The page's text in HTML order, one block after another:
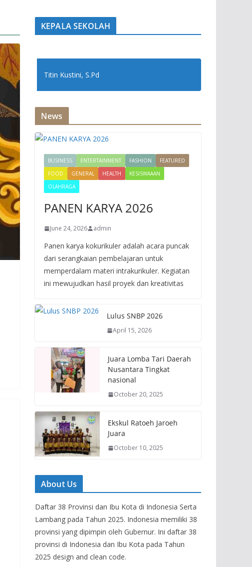
KEPALA SEKOLAH
Titin Kustini, S.Pd
News
BUSINESS ENTERTAINMENT FASHION
FEATURED
FOOD
GENERAL HEALTH
KESISWAAAN
OLAHRAGA
PANEN KARYA 2026
June 24, 2026 admin
Panen karya kokurikuler adalah acara puncak
dari serangkaian pembelajaran untuk
memperdalam materi intrakurikuler. Kegiatan
ini mewujudkan hasil proyek dan kreativitas
Lulus SNBP 2026
April 15, 2026
Juara Lomba Tari Daerah
Nusantara Tingkat
nasional
October 20, 2025
Ekskul Ratoeh Jaroeh
Juara
October 10, 2025
About Us
Daftar 38 Provinsi dan Ibu Kota di Indonesia Serta
Lambang pada Tahun 2025. Indonesia memiliki 38
provinsi yang dipimpin oleh Gubernur. Ini daftar 38
provinsi di Indonesia dan Ibu Kota pada Tahun
2025 design and clean code.